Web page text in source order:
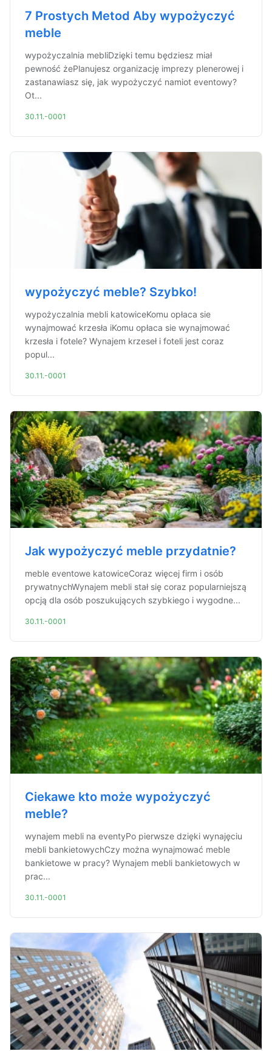
7 Prostych Metod Aby wypożyczyć
meble
wypożyczalnia mebliDzięki temu będziesz miał
pewność żePlanujesz organizację imprezy plenerowej i
zastanawiasz się, jak wypożyczyć namiot eventowy?
Ot...
30.11.-0001
wypożyczyć meble? Szybko!
wypożyczalnia mebli katowiceKomu opłaca sie
wynajmować krzesła iKomu opłaca sie wynajmować
krzesła i fotele? Wynajem krzeseł i foteli jest coraz
popul...
30.11.-0001
Jak wypożyczyć meble przydatnie?
meble eventowe katowiceCoraz więcej firm i osób
prywatnychWynajem mebli stał się coraz popularniejszą
opcją dla osób poszukujących szybkiego i wygodne...
30.11.-0001
Ciekawe kto może wypożyczyć
meble?
wynajem mebli na eventyPo pierwsze dzięki wynajęciu
mebli bankietowychCzy można wynajmować meble
bankietowe w pracy? Wynajem mebli bankietowych w
prac...
30.11.-0001